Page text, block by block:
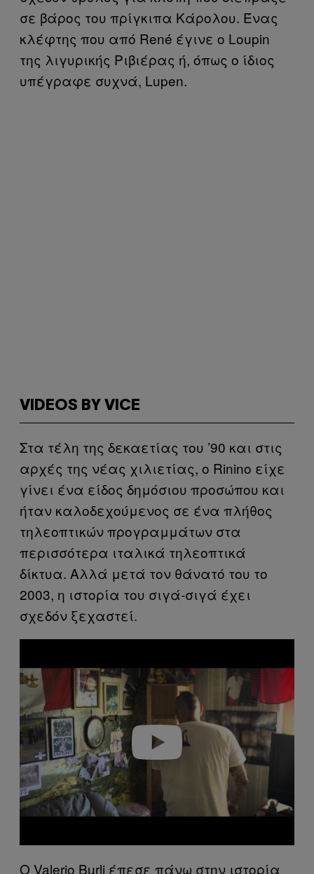
σε βάρος του πρίγκιπα Κάρολου. Ένας
κλέφτης που από René έγινε ο Loupin
της λιγυρικής Ριβιέρας ή, όπως ο ίδιος
υπέγραφε συχνά, Lupen.
VIDEOS BY VICE
Στα τέλη της δεκαετίας του ’90 και στις
αρχές της νέας χιλιετίας, ο Rinino είχε
γίνει ένα είδος δημόσιου προσώπου και
ήταν καλοδεχούμενος σε ένα πλήθος
τηλεοπτικών προγραμμάτων στα
περισσότερα ιταλικά τηλεοπτικά
δίκτυα. Αλλά μετά τον θάνατό του το
2003, η ιστορία του σιγά-σιγά έχει
σχεδόν ξεχαστεί.
y
v
d
e
o
Ο Valerio Burli έπεσε πάνω στην ιστορία